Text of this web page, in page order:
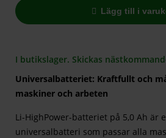
Lägg till i
I butikslager. Skickas
Universalbatteriet: Kraftfullt och
maskiner och arbeten
Li-HighPower-batteriet på 5,0 Ah är
universalbatteri som passar alla